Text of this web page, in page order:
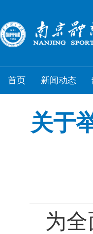
首页 新闻动态
关于
为